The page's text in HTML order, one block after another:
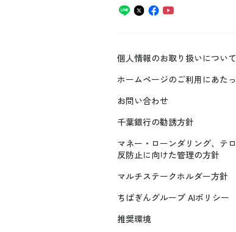
個人情報のお取り扱いについ
ホームページのご利用にあた
お問い合わせ
千葉銀行の勧誘方針
マネー・ローンダリング、テ
反防止に向けた管理の方針
マルチステークホルダー方針
ちばぎんグループ AIポリシー
推奨環境